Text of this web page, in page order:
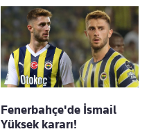
Fenerbahçe'de İsmail
Yüksek kararı!